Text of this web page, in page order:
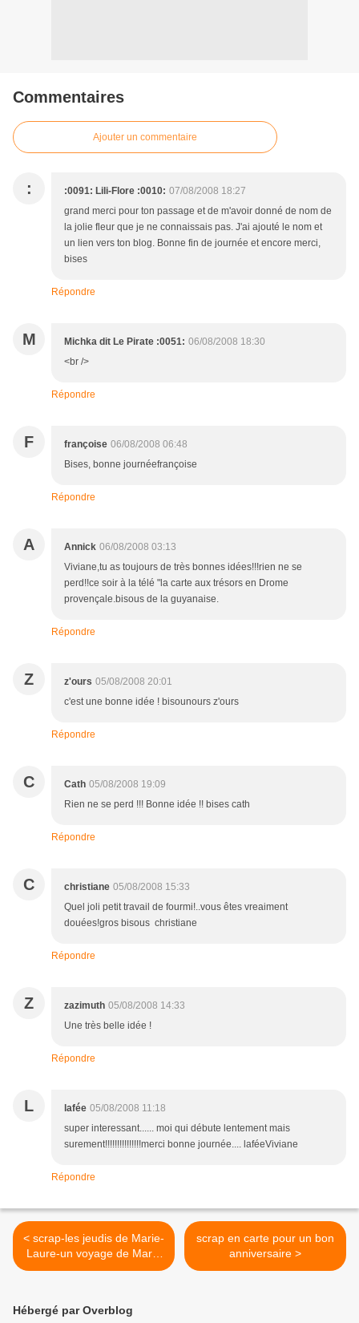
Commentaires
Ajouter un commentaire
: :0091: Lili-Flore :0010: 07/08/2008 18:27
grand merci pour ton passage et de m'avoir donné de nom de
la jolie fleur que je ne connaissais pas. J'ai ajouté le nom et
un lien vers ton blog. Bonne fin de journée et encore merci,
bises
Répondre
M Michka dit Le Pirate :0051: 06/08/2008 18:30
<br />
Répondre
F françoise 06/08/2008 06:48
Bises, bonne journéefrançoise
Répondre
A Annick 06/08/2008 03:13
Viviane,tu as toujours de très bonnes idées!!!rien ne se
perd!!ce soir à la télé "la carte aux trésors en Drome
provençale.bisous de la guyanaise.
Répondre
Z z'ours 05/08/2008 20:01
c'est une bonne idée ! bisounours z'ours
Répondre
C Cath 05/08/2008 19:09
Rien ne se perd !!! Bonne idée !! bises cath
Répondre
C christiane 05/08/2008 15:33
Quel joli petit travail de fourmi!..vous êtes vreaiment
douées!gros bisous christiane
Répondre
Z zazimuth 05/08/2008 14:33
Une très belle idée !
Répondre
L lafée 05/08/2008 11:18
super interessant...... moi qui débute lentement mais
surement!!!!!!!!!!!!!!!merci bonne journée.... laféeViviane
Répondre
< scrap-les jeudis de Marie-
Laure-un voyage de Maria
en Egypte
scrap en carte pour un bon
anniversaire >
Hébergé par Overblog